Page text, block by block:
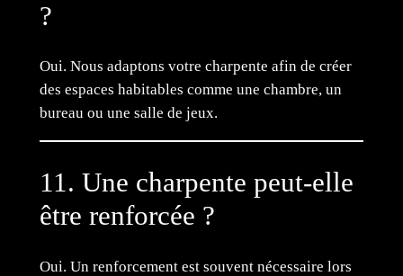
?
Oui. Nous adaptons votre charpente afin de créer
des espaces habitables comme une chambre, un
bureau ou une salle de jeux.
11. Une charpente peut-elle
être renforcée ?
Oui. Un renforcement est souvent nécessaire lors